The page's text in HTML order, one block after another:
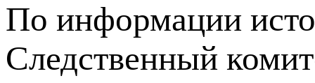
По информации
Следственный